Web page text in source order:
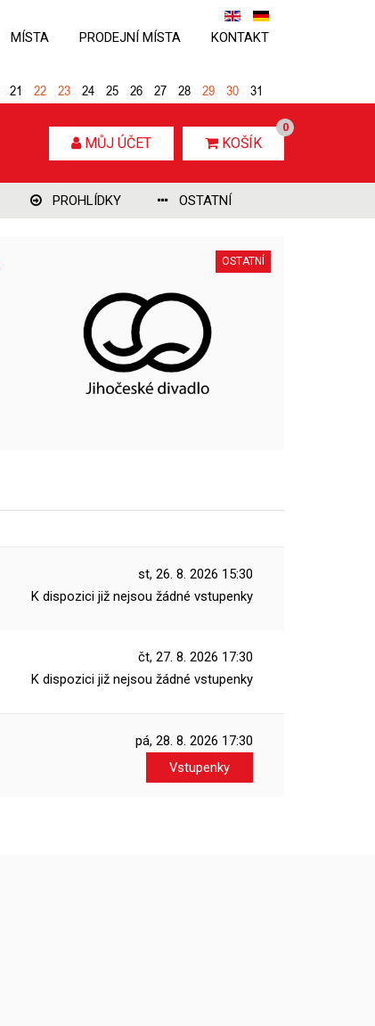
MÍSTA PRODEJNÍ MÍSTA KONTAKT
MŮJ ÚČET KOŠÍK
0
21 22 23 24 25 26 27 28 29 30 31
PROHLÍDKY OSTATNÍ
OSTATNÍ
st, 26. 8. 2026 15:30
K dispozici již nejsou žádné vstupenky
čt, 27. 8. 2026 17:30
K dispozici již nejsou žádné vstupenky
pá, 28. 8. 2026 17:30
Vstupenky